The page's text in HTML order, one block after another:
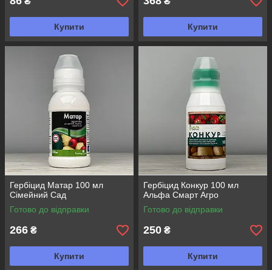
Купити Купити
Гербіцид Матар 100 мл
Сімейний Сад
Готово до відправки
266 ₴
Купити
Гербіцид Конкур 100 мл
Альфа Смарт Агро
Готово до відправки
250 ₴
Купити